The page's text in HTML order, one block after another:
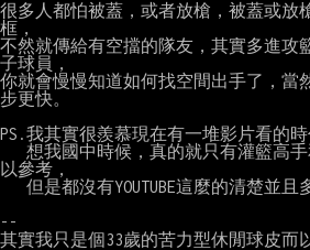
很多人都怕被蓋，或者放槍，被蓋或放
框，
不然就傳給有空擋的隊友，其實多進攻
子球員，
你就會慢慢知道如何找空間出手了，當
步更快。
PS.我其實很羨慕現在有一堆影片看的時
以參考，
--
其實我只是個33歲的苦力型休閒球皮而